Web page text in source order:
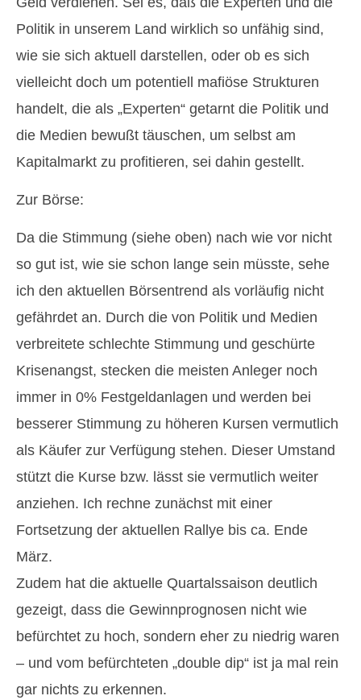
Politik in unserem Land wirklich so unfähig sind,
wie sie sich aktuell darstellen, oder ob es sich
vielleicht doch um potentiell mafiöse Strukturen
handelt, die als „Experten“ getarnt die Politik und
die Medien bewußt täuschen, um selbst am
Kapitalmarkt zu profitieren, sei dahin gestellt.
Zur Börse:
Da die Stimmung (siehe oben) nach wie vor nicht
so gut ist, wie sie schon lange sein müsste, sehe
ich den aktuellen Börsentrend als vorläufig nicht
gefährdet an. Durch die von Politik und Medien
verbreitete schlechte Stimmung und geschürte
Krisenangst, stecken die meisten Anleger noch
immer in 0% Festgeldanlagen und werden bei
besserer Stimmung zu höheren Kursen vermutlich
als Käufer zur Verfügung stehen. Dieser Umstand
stützt die Kurse bzw. lässt sie vermutlich weiter
anziehen. Ich rechne zunächst mit einer
Fortsetzung der aktuellen Rallye bis ca. Ende
März.
Zudem hat die aktuelle Quartalssaison deutlich
gezeigt, dass die Gewinnprognosen nicht wie
befürchtet zu hoch, sondern eher zu niedrig waren
– und vom befürchteten „double dip“ ist ja mal rein
gar nichts zu erkennen.